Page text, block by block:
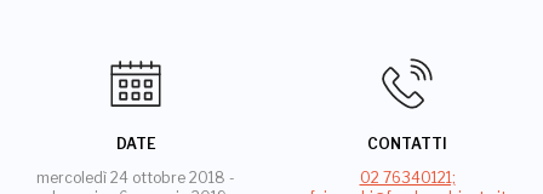
DATE
mercoledì 24 ottobre 2018 -
CONTATTI
02 76340121;